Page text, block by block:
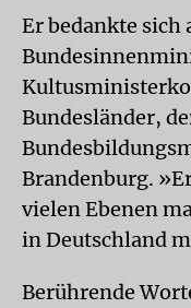
Er bedankte sich
Bundesländer,
Brandenburg.
vielen Ebenen
in Deutschland
Berührende